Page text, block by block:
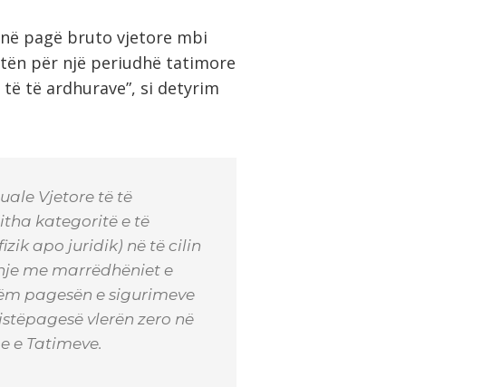
pagë bruto vjetore mbi
për një periudhë tatimore
të ardhurave”, si detyrim
Vjetore të të
kategoritë e të
apo juridik) në të cilin
me marrëdhëniet e
pagesën e sigurimeve
vlerën zero në
e Tatimeve.